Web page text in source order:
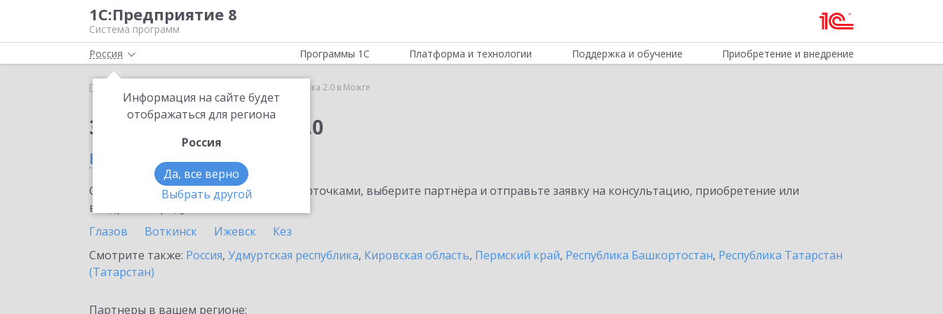
1С:Предприятие 8
Система программ
Россия
Информация на сайте будет
отображаться для региона
Россия
Да, все верно
Выбрать другой
Программы 1С Платформа и технологии Поддержка и обучение Приобретение и внедрение
Главная 1С:Сверка 2.0 в Можге
Заказать 1С:Сверка 2.0
в Можге
Ознакомьтесь с информационными карточками, выберите партнёра и отправьте заявку на консультацию, приобретение или
внедрение продукта.
Глазов
Воткинск Ижевск
Кез
Смотрите также: Россия, Удмуртская республика, Кировская область, Пермский край, Республика Башкортостан, Республика Татарстан
(Татарстан)
Партнеры в вашем регионе: